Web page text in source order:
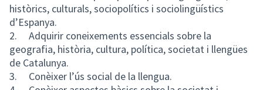
històrics, culturals, sociopolítics i sociolingüístics
d’Espanya.
2. Adquirir coneixements essencials sobre la
geografia, història, cultura, política, societat i llengües
de Catalunya.
3. Conèixer l’ús social de la llengua.